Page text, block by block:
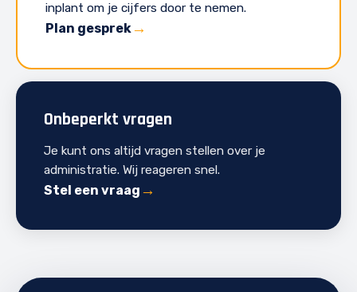
inplant om je cijfers door te nemen.
Plan gesprek
Onbeperkt vragen
Je kunt ons altijd vragen stellen over je
administratie. Wij reageren snel.
Stel een vraag